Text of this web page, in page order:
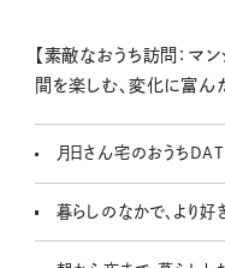
【素敵なおうち訪問：マ
間を楽しむ、変化に富ん
月日さん宅のおうち
暮らしのなかで、より